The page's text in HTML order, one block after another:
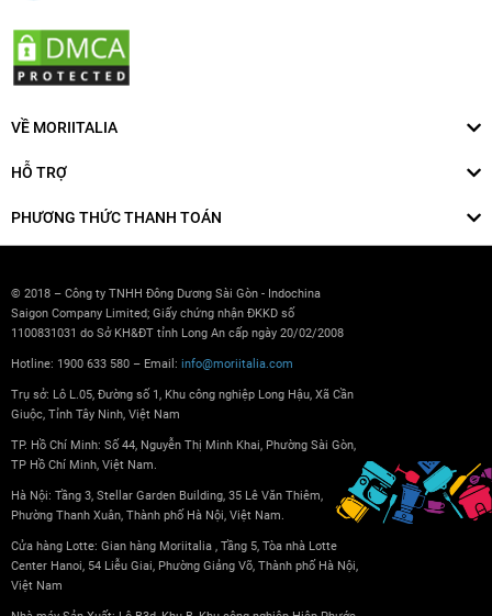
VỀ MORIITALIA
HỖ TRỢ
PHƯƠNG THỨC THANH TOÁN
© 2018 – Công ty TNHH Đông Dương Sài Gòn - Indochina
Saigon Company Limited; Giấy chứng nhận ĐKKD số
1100831031 do Sở KH&ĐT tỉnh Long An cấp ngày 20/02/2008
Hotline: 1900 633 580 – Email: info@moriitalia.com
Trụ sở: Lô L.05, Đường số 1, Khu công nghiệp Long Hậu, Xã Cần
Giuộc, Tỉnh Tây Ninh, Việt Nam
TP. Hồ Chí Minh: Số 44, Nguyễn Thị Minh Khai, Phường Sài Gòn,
TP Hồ Chí Minh, Việt Nam.
Hà Nội: Tầng 3, Stellar Garden Building, 35 Lê Văn Thiêm,
Phường Thanh Xuân, Thành phố Hà Nội, Việt Nam.
Cửa hàng Lotte: Gian hàng Moriitalia , Tầng 5, Tòa nhà Lotte
Center Hanoi, 54 Liễu Giai, Phường Giảng Võ, Thành phố Hà Nội,
Việt Nam